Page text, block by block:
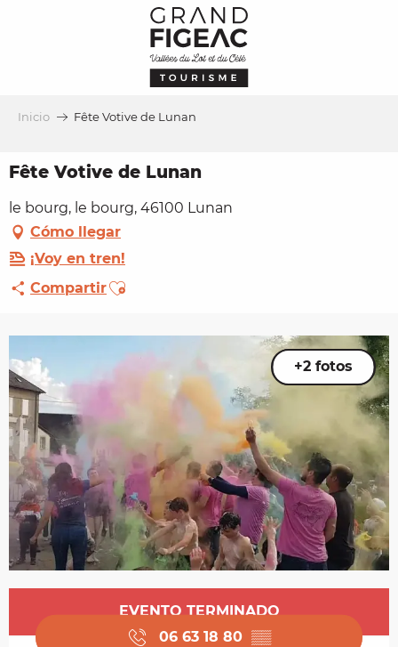
Inicio Fête Votive de Lunan
Fête Votive de Lunan
le bourg, le bourg, 46100 Lunan
Cómo llegar
¡Voy en tren!
CompartirAjouter aux favoris
+2 fotos
Horarios y datos de contacto
EVENTO TERMINADO
06 63 18 80 ▒▒